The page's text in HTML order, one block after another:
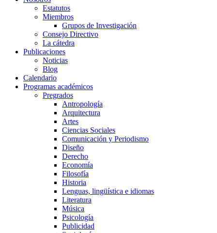
Estatutos
Miembros
Grupos de Investigación
Consejo Directivo
La cátedra
Publicaciones
Noticias
Blog
Calendario
Programas académicos
Pregrados
Antropología
Arquitectura
Artes
Ciencias Sociales
Comunicación y Periodismo
Diseño
Derecho
Economía
Filosofía
Historia
Lenguas, lingüística e idiomas
Literatura
Música
Psicología
Publicidad